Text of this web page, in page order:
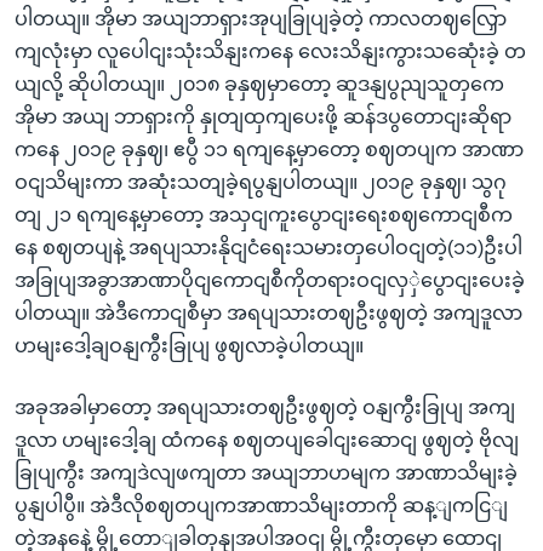
ပါတယျ။ အိုမာ အယျဘာရှားအုပျခြုပျခဲ့တဲ့ ကာလတဈလြှော
ကျလုံးမှာ လူပေါငျးသုံးသိနျးကနေ လေးသိနျးကွားသဆေုံးခဲ့ တ
ယျလို့ ဆိုပါတယျ။ ၂၀၁၈ ခုနှဈမှာတော့ ဆူဒနျပွညျသူတှကေ
အိုမာ အယျ ဘာရှားကို နှုတျထှကျပေးဖို့ ဆန်ဒပွတောငျးဆိုရာ
ကနေ ၂၀၁၉ ခုနှဈ၊ ဧပွီ ၁၁ ရကျနေ့မှာတော့ စဈတပျက အာဏာ
ဝငျသိမျးကာ အဆုံးသတျခဲ့ရပွနျပါတယျ။ ၂၀၁၉ ခုနှဈ၊ သွဂု
တျ ၂၁ ရကျနေ့မှာတော့ အသှငျကူးပွောငျးရေးစဈကောငျစီက
နေ စဈတပျနဲ့ အရပျသားနိုငျငံရေးသမားတှပေါဝငျတဲ့(၁၁)ဦးပါ
အခြုပျအခွာအာဏာပိုငျကောငျစီကိုတရားဝငျလှှဲပွောငျးပေးခဲ့
ပါတယျ။ အဲဒီကောငျစီမှာ အရပျသားတဈဦးဖွဈတဲ့ အကျဒူလာ
ဟမျးဒေါ့ချဝနျကွီးခြုပျ ဖွဈလာခဲ့ပါတယျ။
အခုအခါမှာတော့ အရပျသားတဈဦးဖွဈတဲ့ ဝနျကွီးခြုပျ အကျ
ဒူလာ ဟမျးဒေါ့ချ ထံကနေ စဈတပျခေါငျးဆောငျ ဖွဈတဲ့ ဗိုလျ
ခြုပျကွီး အကျဒဲလျဖကျတာ အယျဘာဟမျက အာဏာသိမျးခဲ့
ပွနျပါပွီ။ အဲဒီလိုစဈတပျကအာဏာသိမျးတာကို ဆန့ျကငြျ
တဲ့အနနေဲ့ မွို့တောျခါတှနျအပါအဝငျ မွို့ကွီးတှမှော ထောငျ